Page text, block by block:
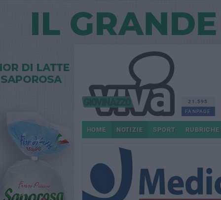
21.595
FANPAGE
HOME NOTIZIE SPORT RUBRICHE